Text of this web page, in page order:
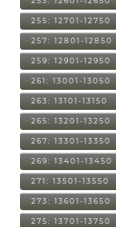
255: 12701-12750
257: 12801-12850
259: 12901-12950
261: 13001-13050
263: 13101-13150
265: 13201-13250
267: 13301-13350
269: 13401-13450
271: 13501-13550
273: 13601-13650
275: 13701-13750